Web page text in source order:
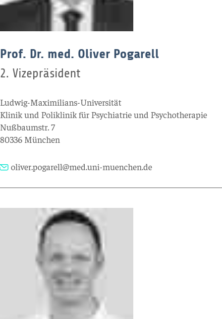
Prof. Dr. med. Oliver Pogarell
2. Vizepräsident
Ludwig-Maximilians-Universität
Klinik und Poliklinik für Psychiatrie und Psychotherapie
Nußbaumstr. 7
80336 München
oliver.pogarell@med.uni-muenchen.de